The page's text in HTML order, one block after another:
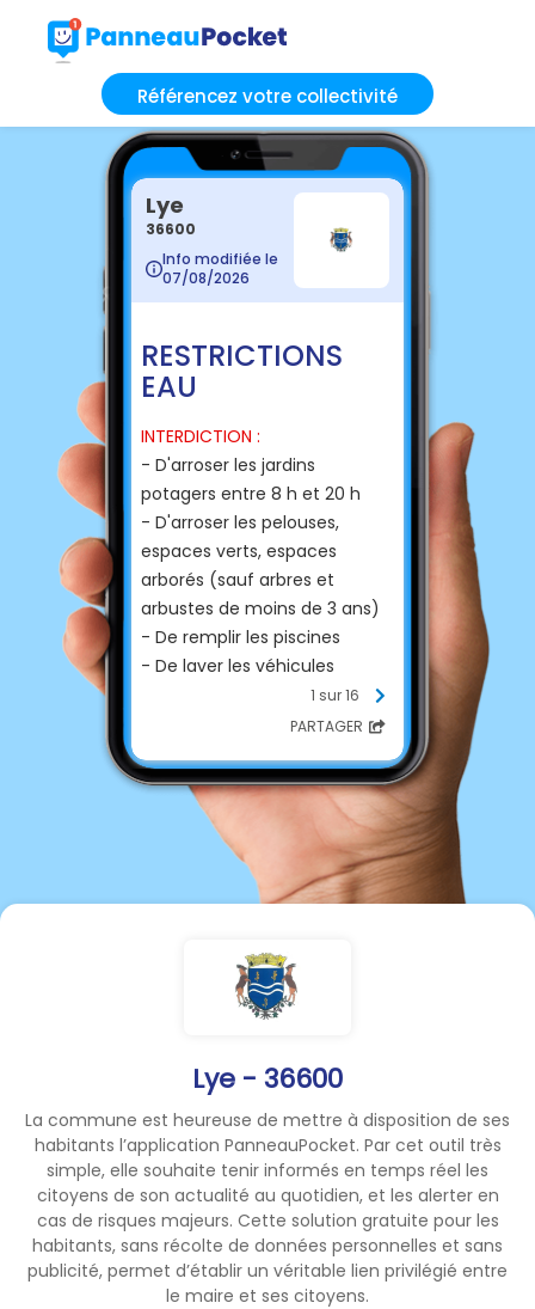
Référencez votre collectivité
Lye - 36600
La commune est heureuse de mettre à disposition de ses
habitants l’application PanneauPocket. Par cet outil très
simple, elle souhaite tenir informés en temps réel les
citoyens de son actualité au quotidien, et les alerter en
cas de risques majeurs. Cette solution gratuite pour les
habitants, sans récolte de données personnelles et sans
publicité, permet d’établir un véritable lien privilégié entre
le maire et ses citoyens.
Lye
36600
Info modifiée le
07/08/2026
RESTRICTIONS
EAU
INTERDICTION :
- D'arroser les jardins
potagers entre 8 h et 20 h
- D'arroser les pelouses,
espaces verts, espaces
arborés (sauf arbres et
arbustes de moins de 3 ans)
- De remplir les piscines
- De laver les véhicules
- D'arroser les terrains de
1 sur 16
PARTAGER